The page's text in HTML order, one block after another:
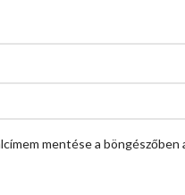
mentése a böngészőben